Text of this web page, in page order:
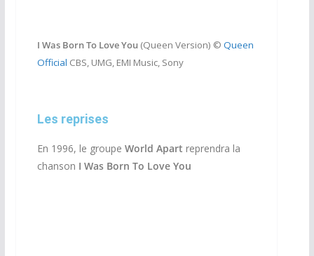
I Was Born To Love You(Queen Version) © Queen
Official CBS, UMG, EMI Music, Sony
Les reprises
En 1996, le groupe World Apart reprendra la
chanson I Was Born To Love You